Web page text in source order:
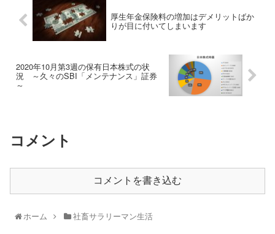
厚生年金保険料の増加はデメリットばか
りが目に付いてしまいます
2020年10月第3週の保有日本株式の状
況 ～久々のSBI「メンテナンス」証券
～
コメント
コメントを書き込む
ホーム 社畜サラリーマン生活